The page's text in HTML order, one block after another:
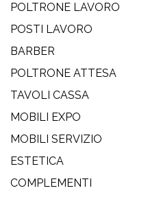
POLTRONE LAVORO
POSTI LAVORO
BARBER
POLTRONE ATTESA
TAVOLI CASSA
MOBILI EXPO
MOBILI SERVIZIO
ESTETICA
COMPLEMENTI